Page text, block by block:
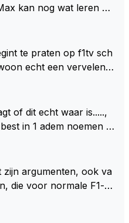
kan nog wat leren va
ze allemaal met de oge
2 of GOATINES
echt een vervelend
of dit echt waar is.....,
in 1 adem noemen m
Kan mij voorstellen d
te luisteren maar heb jij
of de dappere b
zijn argumenten, ook va
die voor normale F1-fa
🤣